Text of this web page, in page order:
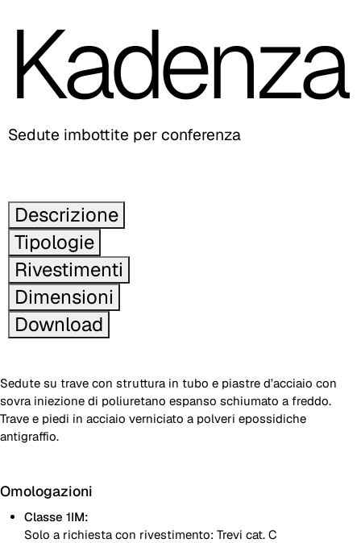
Kadenza
Sedute imbottite per conferenza
Descrizione
Tipologie
Rivestimenti
Dimensioni
Download
Sedute su trave con struttura in tubo e piastre d’acciaio con
sovra iniezione di poliuretano espanso schiumato a freddo.
Trave e piedi in acciaio verniciato a polveri epossidiche
antigraffio.
Omologazioni
Classe 1IM:
Solo a richiesta con rivestimento: Trevi cat. C